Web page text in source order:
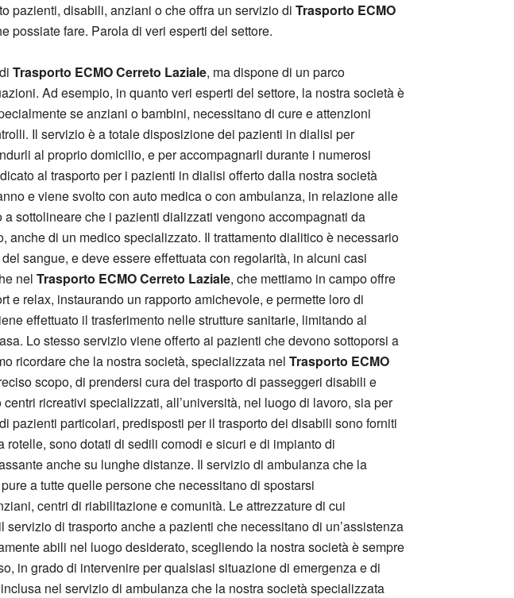
pazienti, disabili, anziani o che offra un servizio di Trasporto ECMO
possiate fare. Parola di veri esperti del settore.
Trasporto ECMO Cerreto Laziale, ma dispone di un parco
Ad esempio, in quanto veri esperti del settore, la nostra società è
se anziani o bambini, necessitano di cure e attenzioni
Il servizio è a totale disposizione dei pazienti in dialisi per
al proprio domicilio, e per accompagnarli durante i numerosi
al trasporto per i pazienti in dialisi offerto dalla nostra società
e viene svolto con auto medica o con ambulanza, in relazione alle
sottolineare che i pazienti dializzati vengono accompagnati da
di un medico specializzato. Il trattamento dialitico è necessario
sangue, e deve essere effettuata con regolarità, in alcuni casi
nel Trasporto ECMO Cerreto Laziale, che mettiamo in campo offre
e relax, instaurando un rapporto amichevole, e permette loro di
effettuato il trasferimento nelle strutture sanitarie, limitando al
Lo stesso servizio viene offerto ai pazienti che devono sottoporsi a
ricordare che la nostra società, specializzata nel Trasporto ECMO
scopo, di prendersi cura del trasporto di passeggeri disabili e
ricreativi specializzati, all’università, nel luogo di lavoro, sia per
pazienti particolari, predisposti per il trasporto dei disabili sono forniti
sono dotati di sedili comodi e sicuri e di impianto di
anche su lunghe distanze. Il servizio di ambulanza che la
a tutte quelle persone che necessitano di spostarsi
centri di riabilitazione e comunità. Le attrezzature di cui
di trasporto anche a pazienti che necessitano di un’assistenza
abili nel luogo desiderato, scegliendo la nostra società è sempre
in grado di intervenire per qualsiasi situazione di emergenza e di
nel servizio di ambulanza che la nostra società specializzata